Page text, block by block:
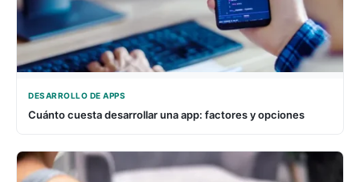
DESARROLLO DE APPS
Cuánto cuesta desarrollar una app: factores y opciones